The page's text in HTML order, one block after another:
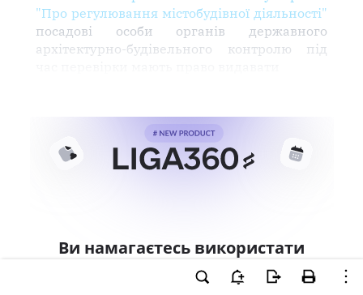
"Про регулювання містобудівної діяльності"
посадові особи органів державного
архітектурно-будівельного контролю під
Ви намагаєтесь використати
інструменти для професійної
роботи з документом.